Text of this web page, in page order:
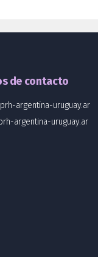
de contacto
argentina-uruguay.ar
argentina-uruguay.ar